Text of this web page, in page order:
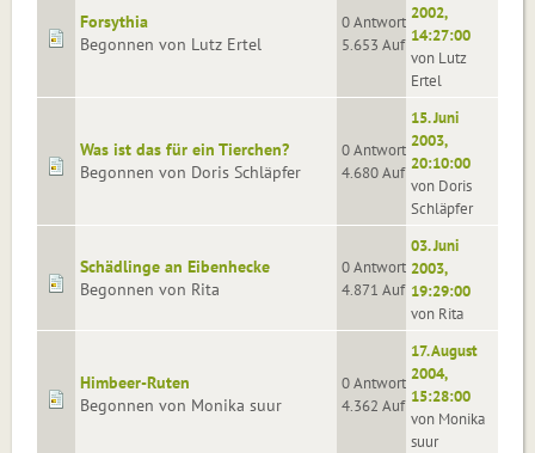
Forsythia
Begonnen von Lutz Ertel
0 Antworten
5.653 Aufrufe
2002,
14:27:00
von Lutz
Ertel
Was ist das für ein Tierchen?
Begonnen von Doris Schläpfer
0 Antworten
4.680 Aufrufe
15. Juni
2003,
20:10:00
von Doris
Schläpfer
Schädlinge an Eibenhecke
Begonnen von Rita
0 Antworten
4.871 Aufrufe
03. Juni
2003,
19:29:00
von Rita
Himbeer-Ruten
Begonnen von Monika suur
0 Antworten
4.362 Aufrufe
17. August
2004,
15:28:00
von Monika
suur